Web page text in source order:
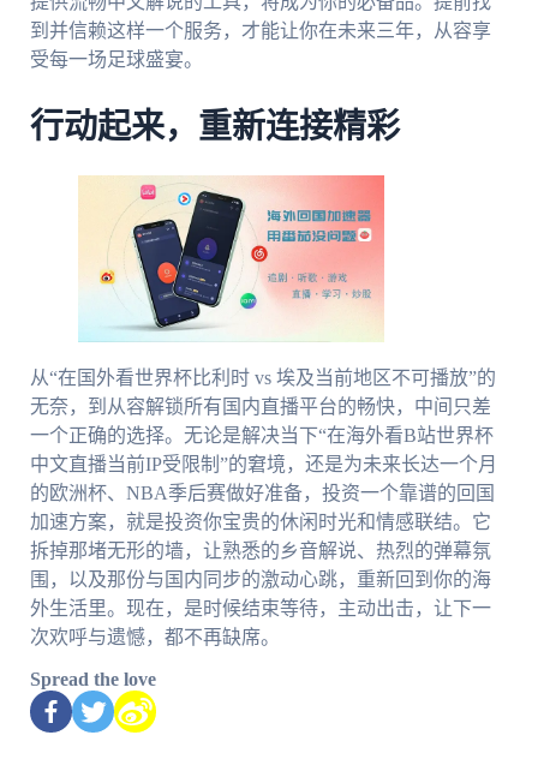
到并信赖这样一个服务，才能让你在未来三年，从容享
受每一场足球盛宴。
行动起来，重新连接精彩
从“在国外看世界杯比利时 vs 埃及当前地区不可播放”的
无奈，到从容解锁所有国内直播平台的畅快，中间只差
一个正确的选择。无论是解决当下“在海外看B站世界杯
中文直播当前IP受限制”的窘境，还是为未来长达一个月
的欧洲杯、NBA季后赛做好准备，投资一个靠谱的回国
加速方案，就是投资你宝贵的休闲时光和情感联结。它
拆掉那堵无形的墙，让熟悉的乡音解说、热烈的弹幕氛
围，以及那份与国内同步的激动心跳，重新回到你的海
外生活里。现在，是时候结束等待，主动出击，让下一
次欢呼与遗憾，都不再缺席。
Spread the love